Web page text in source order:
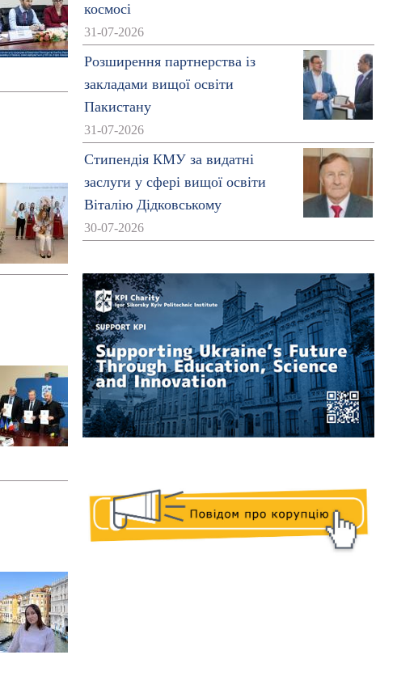
космосі
31-07-2026
Розширення партнерства із
закладами вищої освіти
Пакистану
31-07-2026
Стипендія КМУ за видатні
заслуги у сфері вищої освіти
Віталію Дідковському
30-07-2026